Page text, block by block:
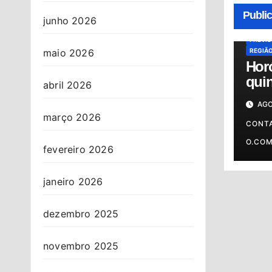
junho 2026
maio 2026
abril 2026
março 2026
fevereiro 2026
janeiro 2026
dezembro 2025
novembro 2025
06/
o
O.COM